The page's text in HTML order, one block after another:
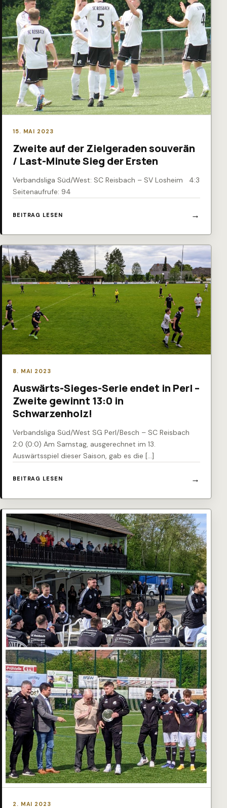
15. MAI 2023
Zweite auf der Zielgeraden souverän
/ Last-Minute Sieg der Ersten
Verbandsliga Süd/West: SC Reisbach – SV Losheim 4:3
Seitenaufrufe: 94
BEITRAG LESEN
8. MAI 2023
Auswärts-Sieges-Serie endet in Perl –
Zweite gewinnt 13:0 in
Schwarzenholz!
Verbandsliga Süd/West SG Perl/Besch – SC Reisbach
2:0 (0:0) Am Samstag, ausgerechnet im 13.
Auswärtsspiel dieser Saison, gab es die […]
BEITRAG LESEN
2. MAI 2023